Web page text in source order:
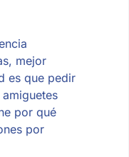
mejor
es que pedir
por qué
por